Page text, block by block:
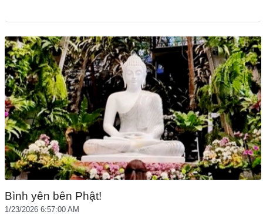
Bình yên bên Phật!
1/23/2026 6:57:00 AM